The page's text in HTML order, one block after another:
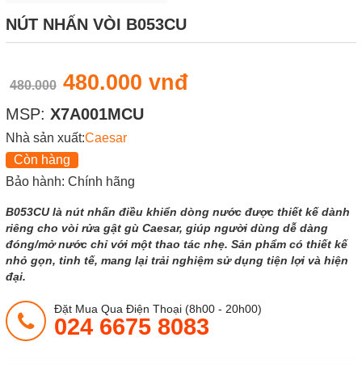
NÚT NHẤN VÒI B053CU
480.000 480.000 vnđ
MSP: X7A001MCU
Nhà sản xuất:Caesar
Còn hàng
Bảo hành: Chính hãng
B053CU là nút nhấn điều khiển dòng nước được thiết kế dành
riêng cho vòi rửa gật gù Caesar, giúp người dùng dễ dàng
đóng/mở nước chỉ với một thao tác nhẹ. Sản phẩm có thiết kế
nhỏ gọn, tinh tế, mang lại trải nghiệm sử dụng tiện lợi và hiện
đại.
Đặt Mua Qua Điện Thoại (8h00 - 20h00)
024 6675 8083